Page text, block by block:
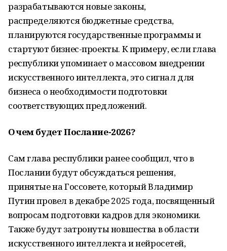
разрабатываются новые законы,
распределяются бюджетные средства,
планируются государственные программы и
стартуют бизнес-проекты. К примеру, если глава
республики упоминает о массовом внедрении
искусственного интеллекта, это сигнал для
бизнеса о необходимости подготовки
соответствующих предложений.
О чем будет Послание-2026?
Сам глава республики ранее сообщил, что в
Послании будут обсуждаться решения,
принятые на Госсовете, который Владимир
Путин провел в декабре 2025 года, посвященный
вопросам подготовки кадров для экономики.
Также будут затронуты новшества в области
искусственного интеллекта и нейросетей,